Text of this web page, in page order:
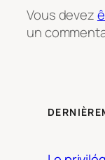
Vous devez
un